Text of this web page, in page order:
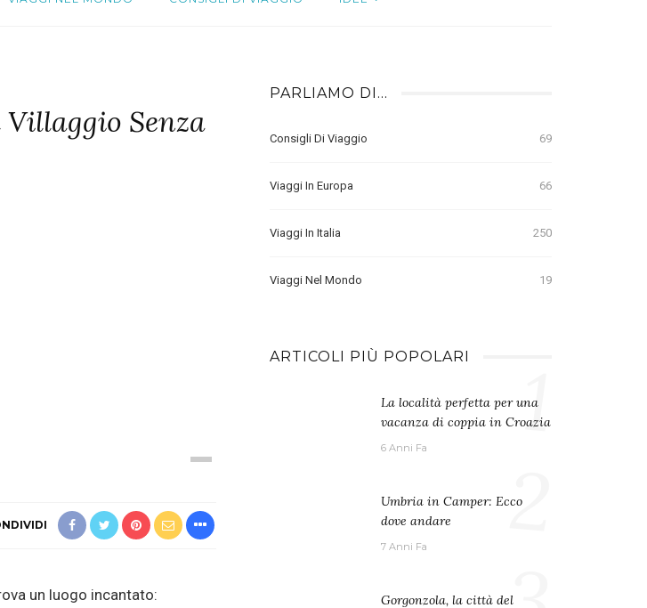
Senza
un luogo incantato:
PARLIAMO DI…
Consigli Di Viaggio 69
Viaggi In Europa 66
Viaggi In Italia 250
Viaggi Nel Mondo 19
ARTICOLI PIÙ POPOLARI
La località perfetta per una
vacanza di coppia in Croazia
6 Anni Fa 1
Umbria in Camper: Ecco
dove andare
7 Anni Fa 2
Gorgonzola, la città del